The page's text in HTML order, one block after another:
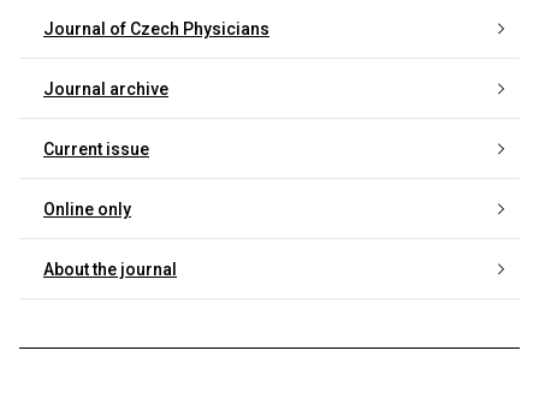
Journal of Czech Physicians
Journal archive
Current issue
Online only
About the journal